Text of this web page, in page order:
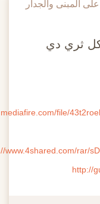
http://
https://